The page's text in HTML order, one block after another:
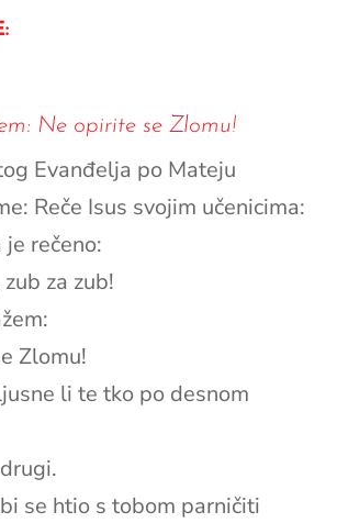
Ne opirite se Zlomu!
Evanđelja po Mateju
Reče Isus svojim učenicima:
rečeno:
za zub!
Zlomu!
li te tko po desnom
se htio s tobom parničiti